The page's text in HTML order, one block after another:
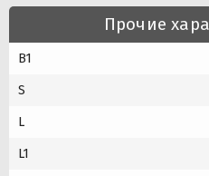
Прочие
B1
S
L
L1